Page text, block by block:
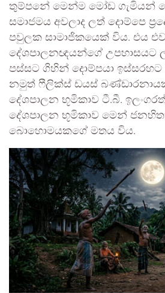
තුම්පනේ මෙන්ම මෝඩ ගැමියන්
සමාජමය අවලාද ලත් දොම්පෙ
පවුලක සාමාජිකයෙක් විය. එය
දේශපාලනඥයන්ගේ උපහාසයට
පස්සට ගිහින් දොම්පයා ඉස්සරහට
නමුත් ෆීලික්ස් ඩයස්
දේශපාලන භූමිකාව ටී.බී.
දේශපාලන භූමිකාව මෙන්
බොහොමයකගේ මතය විය.